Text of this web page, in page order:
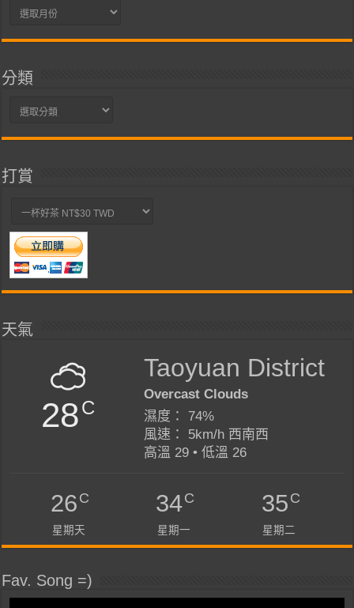
彙
分類
分
打賞
天氣
28C
Taoyuan District
Overcast Clouds
濕度： 74%
風速： 5km/h 西南西
高溫 29 • 低溫 26
26C
星期天
34C
星期一
35C
星期二
Fav. Song =)